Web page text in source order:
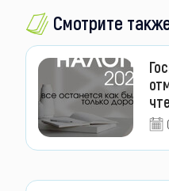
Смотрите